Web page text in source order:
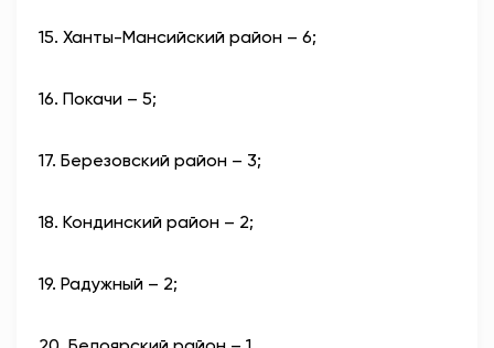
15. Ханты-Мансийский район – 6;
16. Покачи – 5;
17. Березовский район – 3;
18. Кондинский район – 2;
19. Радужный – 2;